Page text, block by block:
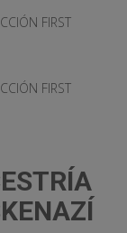
FIRST
FIRST